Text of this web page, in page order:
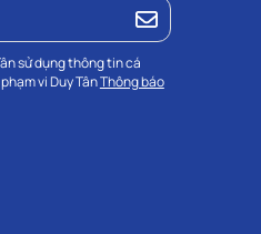
sử dụng thông tin cá
vi Duy TânThông báo